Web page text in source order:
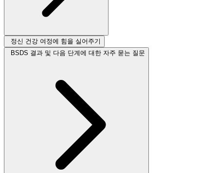
정신 건강 여정에 힘을 실어주기
BSDS 결과 및 다음 단계에 대한 자주 묻는 질문